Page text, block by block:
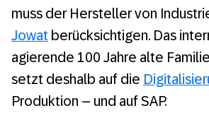
muss der Hersteller von
Jowat berücksichtigen. Das
agierende 100 Jahre alte
setzt deshalb auf die
Produktion – und auf SAP.